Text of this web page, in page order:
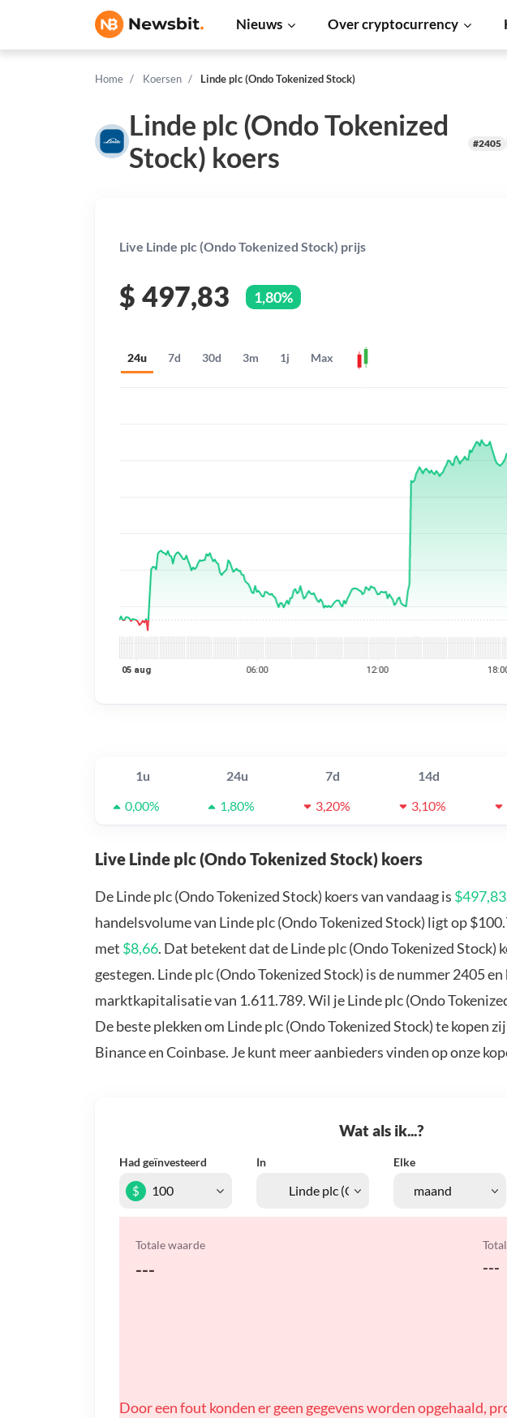
Nieuws Over cryptocurrency
Home Koersen Linde plc (Ondo Tokenized Stock)
Linde plc (Ondo Tokenized
Stock) koers
#2405
Live Linde plc (Ondo Tokenized Stock) prijs
$ 497,83 1,80%
24u 7d 30d 3m 1j Max
1u 24u 7d 14d
0,00%
1,80% 3,20% 3,10%
Live Linde plc (Ondo Tokenized Stock) koers
De Linde plc (Ondo Tokenized Stock) koers van vandaag is $497,83
handelsvolume van Linde plc (Ondo Tokenized Stock) ligt op
met $8,66. Dat betekent dat de Linde plc (Ondo Tokenized Stock)
gestegen. Linde plc (Ondo Tokenized Stock) is de nummer 2405 en
marktkapitalisatie van 1.611.789. Wil je Linde plc (Ondo
De beste plekken om Linde plc (Ondo Tokenized Stock) te kopen
Binance en Coinbase. Je kunt meer aanbieders vinden op onze
Wat als ik...?
Had geïnvesteerd In Elke
$
Totale waarde
--- ---
Door een fout konden er geen gegevens worden opgehaald,